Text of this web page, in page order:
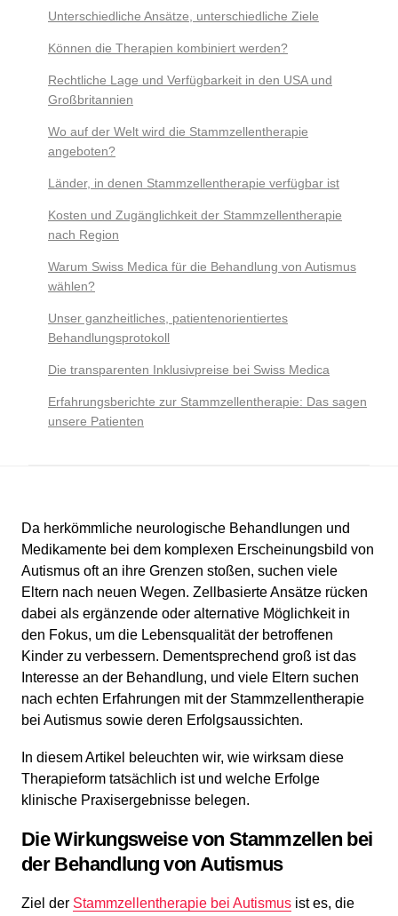
Da herkömmliche neurologische Behandlungen und
Medikamente bei dem komplexen Erscheinungsbild von
Autismus oft an ihre Grenzen stoßen, suchen viele
Eltern nach neuen Wegen. Zellbasierte Ansätze rücken
dabei als ergänzende oder alternative Möglichkeit in
den Fokus, um die Lebensqualität der betroffenen
Kinder zu verbessern. Dementsprechend groß ist das
Interesse an der Behandlung, und viele Eltern suchen
nach echten Erfahrungen mit der Stammzellentherapie
bei Autismus sowie deren Erfolgsaussichten.
In diesem Artikel beleuchten wir, wie wirksam diese
Therapieform tatsächlich ist und welche Erfolge
klinische Praxisergebnisse belegen.
Die Wirkungsweise von Stammzellen bei
der Behandlung von Autismus
Ziel der Stammzellentherapie bei Autismus ist es, die
Unterschiedliche Ansätze, unterschiedliche Ziele
Können die Therapien kombiniert werden?
Rechtliche Lage und Verfügbarkeit in den USA und
Großbritannien
Wo auf der Welt wird die Stammzellentherapie
angeboten?
Länder, in denen Stammzellentherapie verfügbar ist
Kosten und Zugänglichkeit der Stammzellentherapie
nach Region
Warum Swiss Medica für die Behandlung von Autismus
wählen?
Unser ganzheitliches, patientenorientiertes
Behandlungsprotokoll
Die transparenten Inklusivpreise bei Swiss Medica
Erfahrungsberichte zur Stammzellentherapie: Das sagen
unsere Patienten